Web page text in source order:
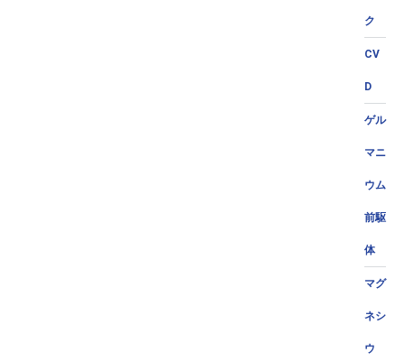
ク
CV
D
ゲル
マニ
ウム
前駆
体
マグ
ネシ
ウ